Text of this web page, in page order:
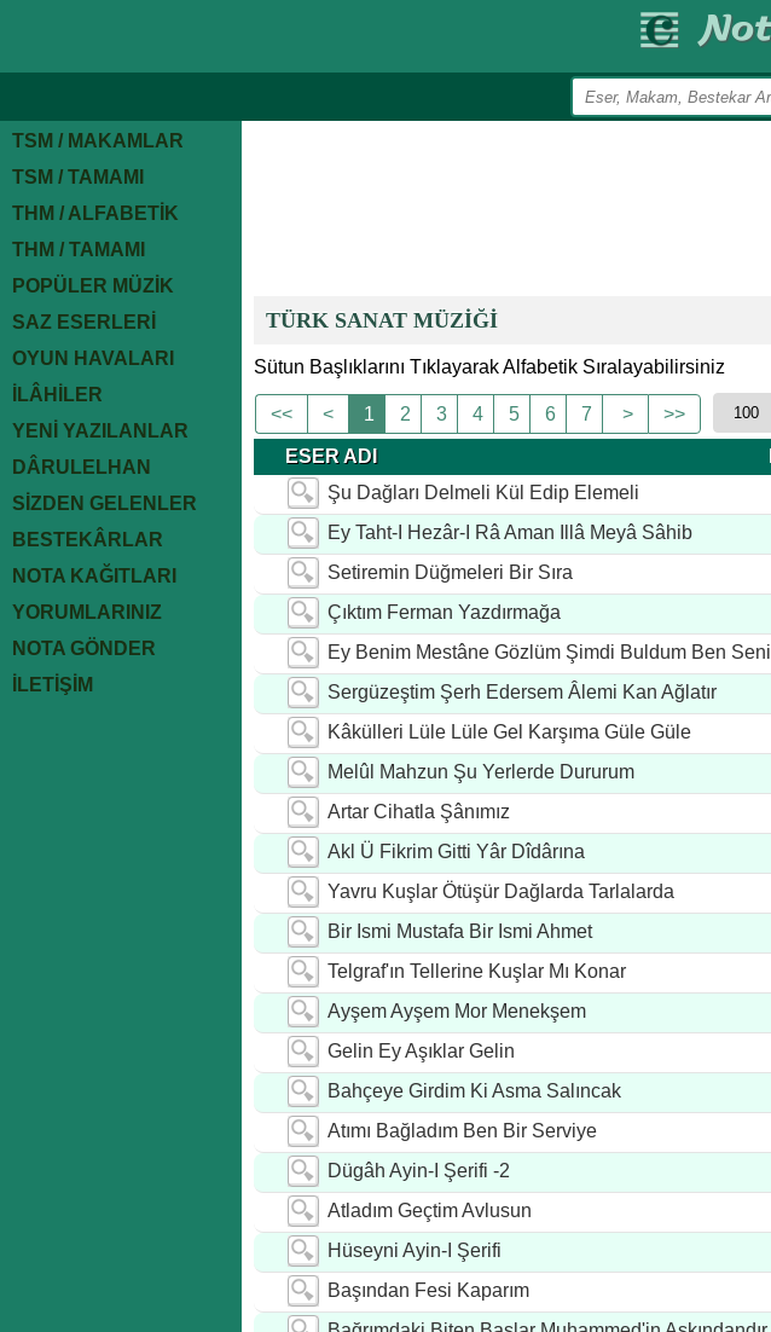
TSM / MAKAMLAR
TSM / TAMAMI
THM / ALFABETİK
THM / TAMAMI
POPÜLER MÜZİK
SAZ ESERLERİ
OYUN HAVALARI
İLÂHİLER
YENİ YAZILANLAR
DÂRULELHAN
SİZDEN GELENLER
BESTEKÂRLAR
NOTA KAĞITLARI
YORUMLARINIZ
NOTA GÖNDER
İLETİŞİM
TÜRK SANAT MÜZİĞİ
Sütun Başlıklarını Tıklayarak Alfabetik Sıralayabilirsiniz
<< < 1 2 3 4 5 6 7 > >>
ESER ADI
Şu Dağları Delmeli Kül Edip Elemeli
Ey Taht-I Hezâr-I Râ Aman Illâ Meyâ Sâhib
Setiremin Düğmeleri Bir Sıra
Çıktım Ferman Yazdırmağa
Ey Benim Mestâne Gözlüm Şimdi Buldum Ben Seni
Sergüzeştim Şerh Edersem Âlemi Kan Ağlatır
Kâkülleri Lüle Lüle Gel Karşıma Güle Güle
Melûl Mahzun Şu Yerlerde Dururum
Artar Cihatla Şânımız
Akl Ü Fikrim Gitti Yâr Dîdârına
Yavru Kuşlar Ötüşür Dağlarda Tarlalarda
Bir Ismi Mustafa Bir Ismi Ahmet
Telgraf'ın Tellerine Kuşlar Mı Konar
Ayşem Ayşem Mor Menekşem
Gelin Ey Aşıklar Gelin
Bahçeye Girdim Ki Asma Salıncak
Atımı Bağladım Ben Bir Serviye
Dügâh Ayin-I Şerifi -2
Atladım Geçtim Avlusun
Hüseyni Ayin-I Şerifi
Başından Fesi Kaparım